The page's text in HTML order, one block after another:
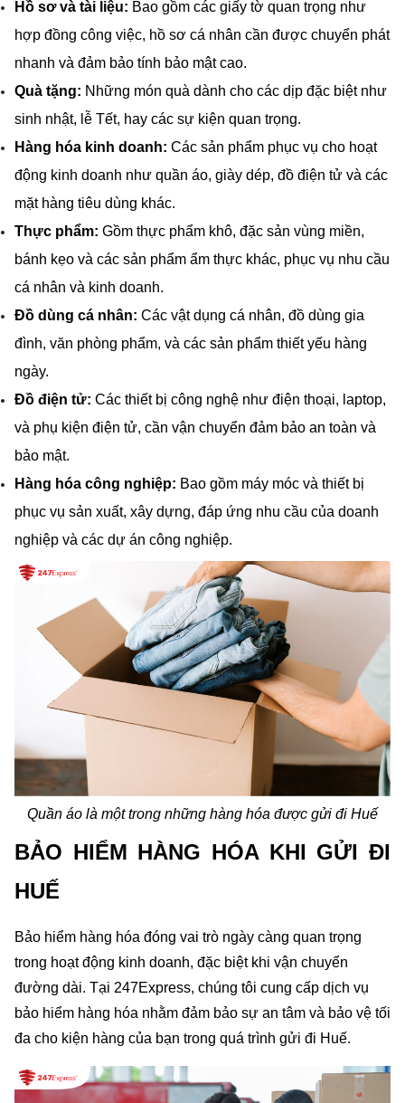
Hồ sơ và tài liệu: Bao gồm các giấy tờ quan trọng như
hợp đồng công việc, hồ sơ cá nhân cần được chuyển phát
nhanh và đảm bảo tính bảo mật cao.
Quà tặng: Những món quà dành cho các dịp đặc biệt như
sinh nhật, lễ Tết, hay các sự kiện quan trọng.
Hàng hóa kinh doanh: Các sản phẩm phục vụ cho hoạt
động kinh doanh như quần áo, giày dép, đồ điện tử và các
mặt hàng tiêu dùng khác.
Thực phẩm: Gồm thực phẩm khô, đặc sản vùng miền,
bánh kẹo và các sản phẩm ẩm thực khác, phục vụ nhu cầu
cá nhân và kinh doanh.
Đồ dùng cá nhân: Các vật dụng cá nhân, đồ dùng gia
đình, văn phòng phẩm, và các sản phẩm thiết yếu hàng
ngày.
Đồ điện tử: Các thiết bị công nghệ như điện thoại, laptop,
và phụ kiện điện tử, cần vận chuyển đảm bảo an toàn và
bảo mật.
Hàng hóa công nghiệp: Bao gồm máy móc và thiết bị
phục vụ sản xuất, xây dựng, đáp ứng nhu cầu của doanh
nghiệp và các dự án công nghiệp.
Quần áo là một trong những hàng hóa được gửi đi Huế
BẢO HIỂM HÀNG HÓA KHI GỬI ĐI
HUẾ
Bảo hiểm hàng hóa đóng vai trò ngày càng quan trọng
trong hoạt động kinh doanh, đặc biệt khi vận chuyển
đường dài. Tại 247Express, chúng tôi cung cấp dịch vụ
bảo hiểm hàng hóa nhằm đảm bảo sự an tâm và bảo vệ tối
đa cho kiện hàng của bạn trong quá trình gửi đi Huế.